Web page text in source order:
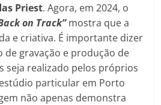
Priest. Agora, em 2024, o
on Track”mostra que a
e criativa. É importante dizer
de gravação e produção de
seja realizado pelos próprios
particular em Porto
não apenas demonstra